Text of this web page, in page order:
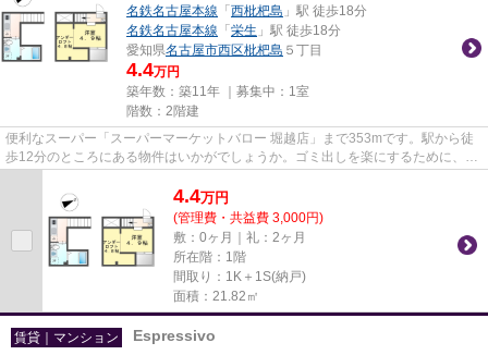
名鉄名古屋本線 「 西枇杷島 」駅 徒歩18分
名鉄名古屋本線 「 栄生 」駅 徒歩18分
愛知県名古屋市西区枇杷島 ５丁目
4.4万円
築年数：築11年 ｜募集中： 1室
階数：2階建
便利なスーパー「スーパーマーケットバロー 堀越店」まで353mです。駅から徒
歩12分のところにある物件はいかがでしょうか。ゴミ出しを楽にするために、遠
4.4万円
(管理費・共益費 3,000円)
敷：0ヶ月｜礼：2ヶ月
所在階：1階
間取り：1K＋1S(納戸)
面積：21.82㎡
賃貸｜マンション Espressivo